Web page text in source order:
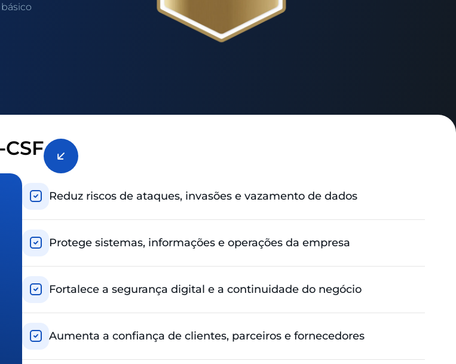
Reduz riscos de ataques, invasões e vazamento de dados
Protege sistemas, informações e operações da empresa
Fortalece a segurança digital e a continuidade do negócio
Aumenta a confiança de clientes, parceiros e fornecedores